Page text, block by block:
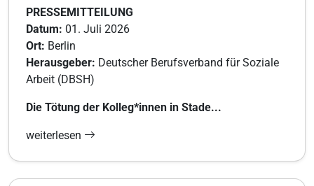
PRESSEMITTEILUNG
Datum: 01. Juli 2026
Ort: Berlin
Herausgeber: Deutscher Berufsverband für Soziale
Arbeit (DBSH)
Die Tötung der Kolleg*innen in Stade...
weiterlesen